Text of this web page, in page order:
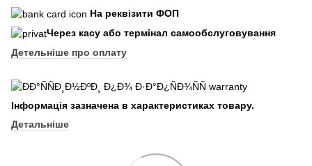
На реквізити ФОП
Через касу або термінал самообслуговування
Детельніше про оплату
Інформація зазначена в характеристиках товару.
Детальніше